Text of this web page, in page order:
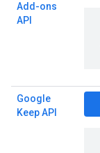
Add-ons
API
Google
Keep API